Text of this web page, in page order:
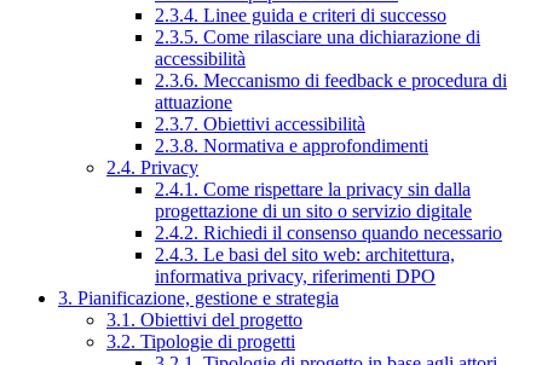
2.3.4. Linee guida e criteri di successo
2.3.5. Come rilasciare una dichiarazione di
accessibilità
2.3.6. Meccanismo di feedback e procedura di
attuazione
2.3.7. Obiettivi accessibilità
2.3.8. Normativa e approfondimenti
2.4. Privacy
2.4.1. Come rispettare la privacy sin dalla
progettazione di un sito o servizio digitale
2.4.2. Richiedi il consenso quando necessario
2.4.3. Le basi del sito web: architettura,
informativa privacy, riferimenti DPO
3. Pianificazione, gestione e strategia
3.1. Obiettivi del progetto
3.2. Tipologie di progetti